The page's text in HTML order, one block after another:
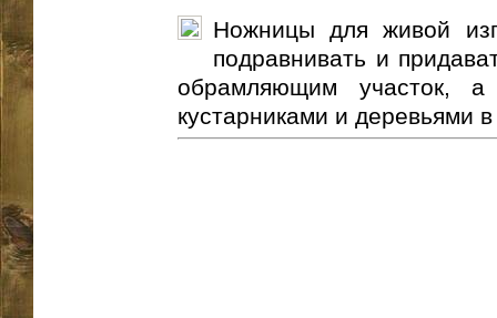
Ножницы для живой
подравнивать и
обрамляющим участок,
кустарниками и деревьями